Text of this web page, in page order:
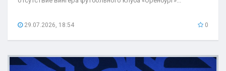
29.07.2026, 18:54 0